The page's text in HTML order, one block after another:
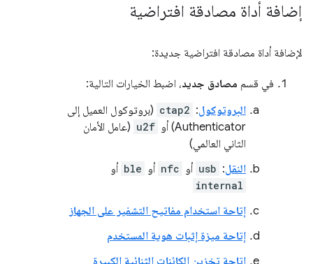
إضافة أداة مصادقة افتراضية
لإضافة أداة مصادقة افتراضية جديدة:
في قسم مصادق جديد، اضبط الخيارات التالية:
البروتوكول:
ctap2 (بروتوكول العميل إلى
Authenticator) أو
u2f (عامل الأمان
الثاني العالمي)
النقل:
usb أو nfc أو ble أو
internal
إتاحة استخدام مفاتيح التشفير على الجهاز
إتاحة ميزة إثبات هوية المستخدم